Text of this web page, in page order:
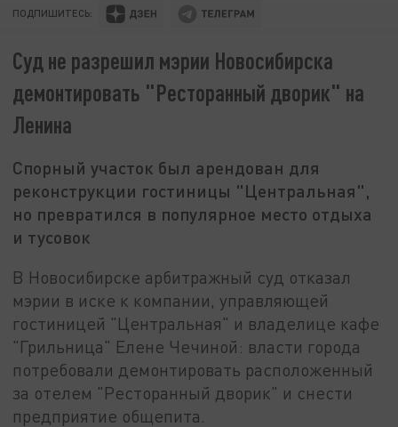
ПОДПИШИТЕСЬ:
Суд не разрешил мэрии Новосибирска
демонтировать "Ресторанный дворик" на
Ленина
Спорный участок был арендован для
реконструкции гостиницы "Центральная",
но превратился в популярное место отдыха
и тусовок
В Новосибирске арбитражный суд отказал
мэрии в иске к компании, управляющей
гостиницей "Центральная" и владелице кафе
"Грильница" Елене Чечиной: власти города
потребовали демонтировать расположенный
за отелем "Ресторанный дворик" и снести
предприятие общепита.